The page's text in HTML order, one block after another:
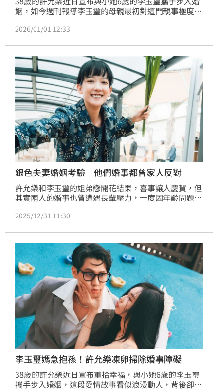
姻，如今週刊報導李玉璽的母親最初對這門親事極度反
過於許允樂已屆高齡產婦年紀，讓急於抱孫的婆婆憂心
2026/01/01 12:33
銀色夫妻婚姻考驗 他們婚事都曾家人反對
許允樂和李玉璽的姐弟戀開花結果，喜事讓人慶賀，但
其實兩人的婚事也曾遭遇長輩壓力，一度因年齡問題，
演藝圈的銀色夫妻，不少對都曾遇到相同問題。
2025/12/31 11:30
李玉璽媽急抱孫！許允樂凍卵掃除婚事障礙
38歲的許允樂近日宣布重拾幸福，與小她6歲的李玉璽
攜手步入婚姻，這段愛情故事看似浪漫動人，背後卻波